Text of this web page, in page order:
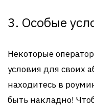
3. Особые
Некоторые
условия для своих
находитесь в
быть накладно!